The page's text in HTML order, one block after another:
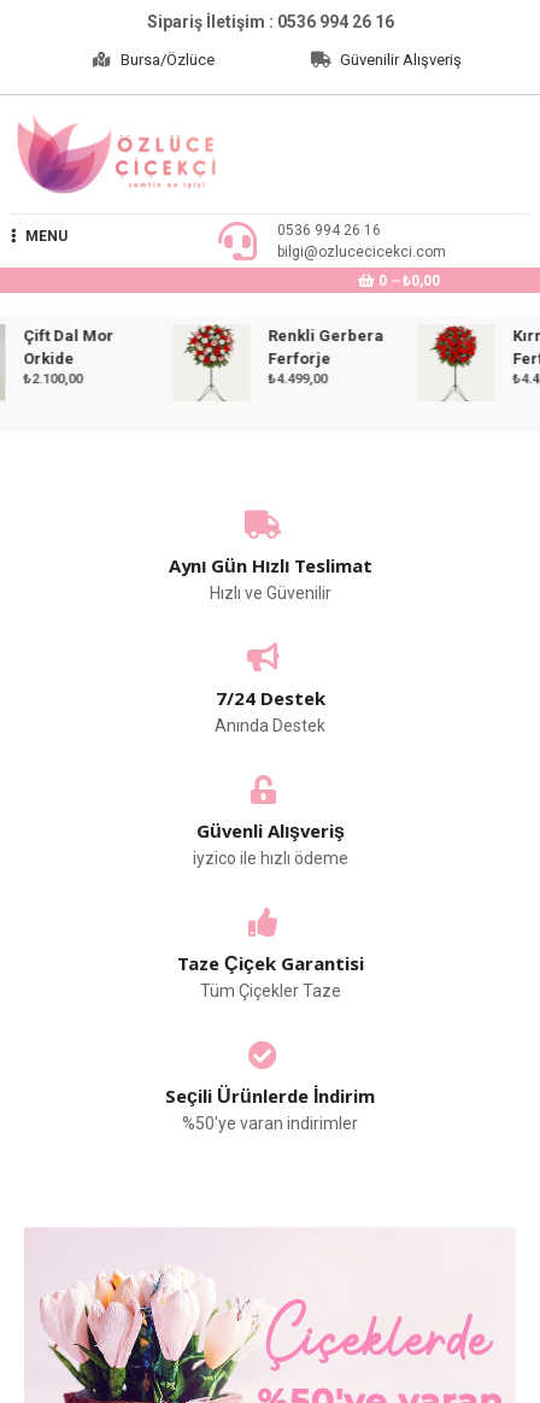
Sipariş İletişim : 0536 994 26 16
Bursa/Özlüce Güvenilir Alışveriş
Özlüce Çiçekçi
MENU
0536 994 26 16
bilgi@ozlucecicekci.com
0
₺0,00
Dal Mor
2.100,00
Renkli Gerbera
Ferforje
4.499,00
Aynı Gün Hızlı Teslimat
Hızlı ve Güvenilir
7/24 Destek
Anında Destek
Güvenli Alışveriş
iyzico ile hızlı ödeme
Taze Çiçek Garantisi
Tüm Çiçekler Taze
Seçili Ürünlerde İndirim
%50'ye varan indirimler